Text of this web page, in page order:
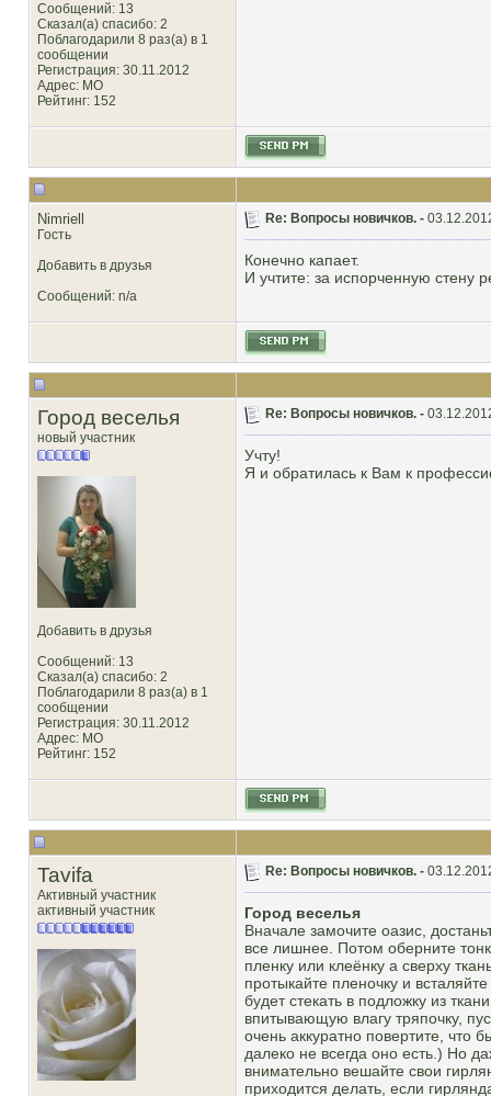
Сообщений: 13
Сказал(а) спасибо: 2
Поблагодарили 8 раз(а) в 1
сообщении
Регистрация: 30.11.2012
Адрес: МО
Рейтинг: 152
Nimriell
Гость
Добавить в друзья
Сообщений: n/a
Re: Вопросы новичков. -
Конечно капает.
И учтите: за испорченную стену
Город веселья
новый участник
Добавить в друзья
Сообщений: 13
Сказал(а) спасибо: 2
Поблагодарили 8 раз(а) в 1
сообщении
Регистрация: 30.11.2012
Адрес: МО
Рейтинг: 152
Re: Вопросы новичков. -
Учту!
Я и обратилась к Вам к
Tavifa
Активный участник
активный участник
Re: Вопросы новичков. -
Город веселья
Вначале замочите оазис,
все лишнее. Потом оберните
пленку или клеёнку а сверху
протыкайте пленочку и
будет стекать в подложку из
впитывающую влагу тряпочку,
очень аккуратно повертите, что
далеко не всегда оно есть.) Но
внимательно вешайте свои
приходится делать, если